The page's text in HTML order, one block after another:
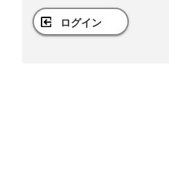
ログイン